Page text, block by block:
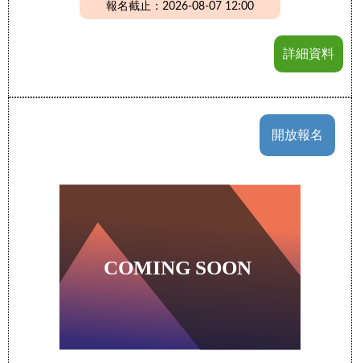
報名截止：2026-08-07 12:00
詳細資料
開放報名